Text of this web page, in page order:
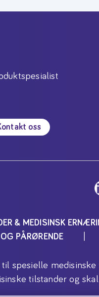
oss
& MEDISINSK
PÅRØRENDE
spesielle
tilstander og